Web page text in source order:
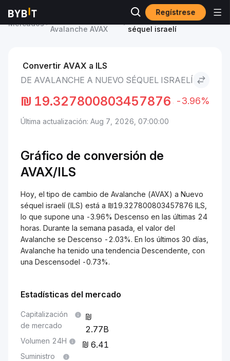
Regístrese
Mercados
Avalanche AVAX
Avalanche to Nuevo
séquel israelí
Convertir AVAX a ILS
DE AVALANCHE A NUEVO SÉQUEL ISRAELÍ
₪ 19.327800803457876 -3.96%
Última actualización: Aug 7, 2026, 07:00:00
Gráfico de conversión de
AVAX/ILS
Hoy, el tipo de cambio de Avalanche (AVAX) a Nuevo
séquel israelí (ILS) está a ₪19.327800803457876 ILS,
lo que supone una -3.96% Descenso en las últimas 24
horas. Durante la semana pasada, el valor del
Avalanche se Descenso -2.03%. En los últimos 30 días,
Avalanche ha tenido una tendencia Descendente, con
una Descensodel -0.73%.
Estadísticas del mercado
Capitalización
de mercado
2.77B
Volumen 24H 6.41
Suministro